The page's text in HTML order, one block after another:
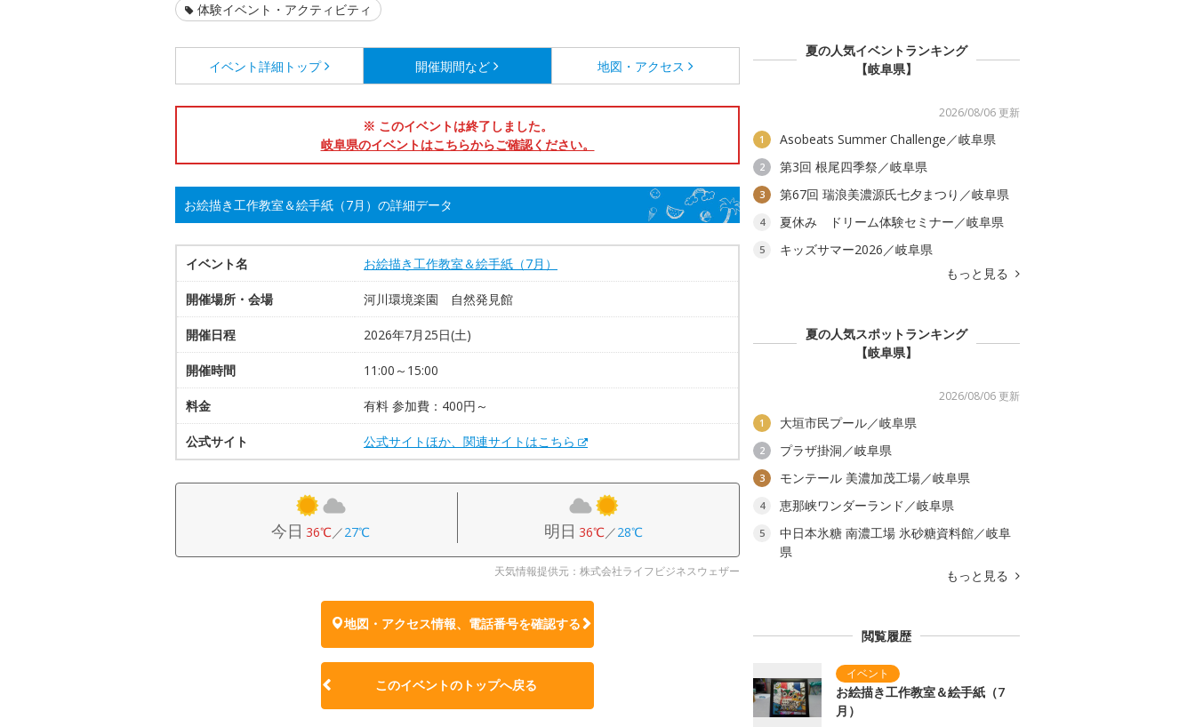
体験イベント・アクティビティ
イベント詳細 トップ 開催期間など 地図・アクセス
※ このイベントは終了しました。
岐阜県のイベントはこちらからご確認ください。
お絵描き工作教室＆絵手紙（7月）の詳細データ
イベント名 お絵描き工作教室＆絵手紙（7月）
開催場所・会場 河川環境楽園 自然発見館
開催日程 2026年7月25日(土)
開催時間 11:00～15:00
料金 有料 参加費：400円～
公式サイト 公式サイトほか、関連サイトはこちら
今日 36℃／27℃ 明日 36℃／28℃
天気情報提供元：株式会社ライフビジネスウェザー
地図・アクセス情報、電話番号を確認する
このイベントのトップへ戻る
夏の人気イベントランキング
【岐阜県】
2026/08/06 更新
1 Asobeats Summer Challenge／岐阜県
2 第3回 根尾四季祭／岐阜県
3 第67回 瑞浪美濃源氏七夕まつり／岐阜県
4 夏休み ドリーム体験セミナー／岐阜県
5
キッズサマー2026／岐阜県
もっと見る
夏の人気スポットランキング
【岐阜県】
2026/08/06 更新
1 大垣市民プール／岐阜県
2 プラザ掛洞／岐阜県
3 モンテール 美濃加茂工場／岐阜県
4 恵那峡ワンダーランド／岐阜県
5
中日本氷糖 南濃工場 氷砂糖資料館／岐阜
県
もっと見る
閲覧履歴
お絵描き工作教室＆絵手紙（7
月）